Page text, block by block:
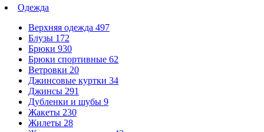
Одежда
Верхняя одежда 497
Блузы 172
Брюки 930
Брюки спортивные 62
Ветровки 20
Джинсовые куртки 34
Джинсы 291
Дубленки и шубы 9
Жакеты 230
Жилеты 28